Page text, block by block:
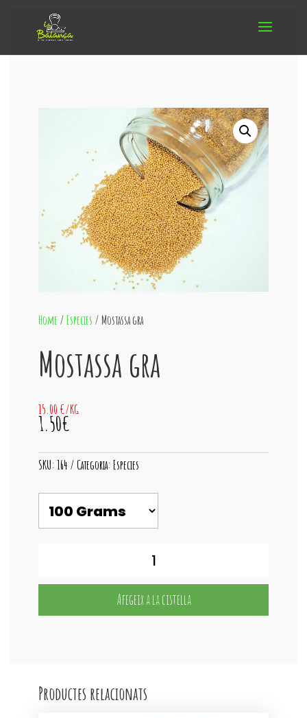
Home /Especies / Mostassa gra
Mostassa gra
15.00 €/KG
1.50€
SKU:164 Categoria:Especies
Mostassa
Afegeix a la cistella
Productes relacionats